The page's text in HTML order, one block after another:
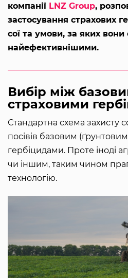
компанії LNZ Group,
застосування страхових
сої та умови, за яких вони
найефективнішими.
Вибір між
страховими
Стандартна схема захисту
посівів базовим
гербіцидами. Проте іноді
чи іншим, таким чином
технологію.